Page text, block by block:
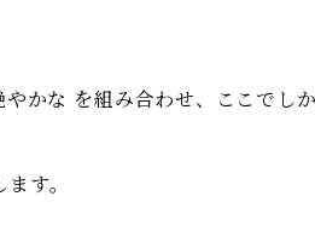
な を組み合わせ、ここでし
す。